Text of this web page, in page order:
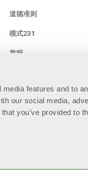
features and to
our social media,
you’ve provided to
道德准则
模式231
举报